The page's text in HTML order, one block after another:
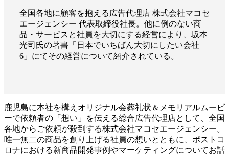
全国各地に顧客を抱える広告代理店 株式会社マコセ
エージェンシー 代表取締役社長。他に例のない商
品・サービスと社員を大切にする経営により、坂本
光司氏の著書「日本でいちばん大切にしたい会社
6」にてその経営について紹介されている。
鹿児島に本社を構えオリジナル会葬礼状＆メモリアルムービ
ーで依頼者の「想い」を伝える総合広告代理店として、全国
各地からご依頼が殺到する株式会社マコセエージェンシー。
唯一無二の商品を創り上げる社員の想いとともに、ポストコ
ロナにおける新商品開発事例やマーケティングについてお話